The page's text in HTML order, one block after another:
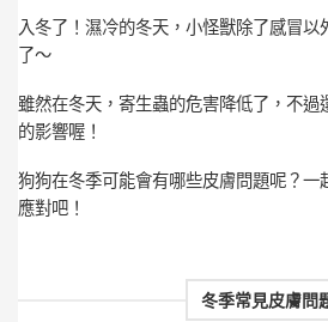
入冬了！濕冷的冬天，小怪獸除了感冒
了～
雖然在冬天，寄生蟲的危害降低了，不過
的影響喔！
狗狗在冬季可能會有哪些皮膚問題呢？一
應對吧！
冬季常見皮膚問